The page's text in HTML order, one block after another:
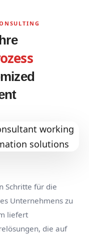
Schritte für die
Unternehmens zu
liefert
die auf